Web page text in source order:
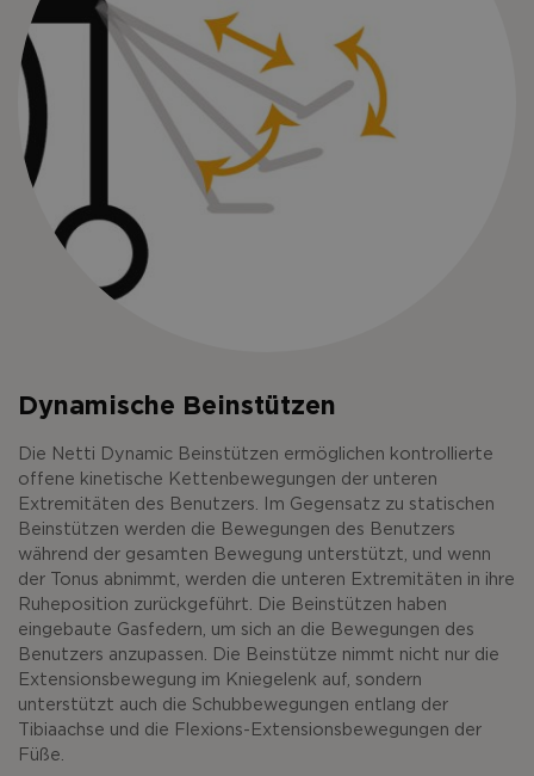
Dynamische Beinstützen
Die Netti Dynamic Beinstützen ermöglichen kontrollierte
offene kinetische Kettenbewegungen der unteren
Extremitäten des Benutzers. Im Gegensatz zu statischen
Beinstützen werden die Bewegungen des Benutzers
während der gesamten Bewegung unterstützt, und wenn
der Tonus abnimmt, werden die unteren Extremitäten in ihre
Ruheposition zurückgeführt. Die Beinstützen haben
eingebaute Gasfedern, um sich an die Bewegungen des
Benutzers anzupassen. Die Beinstütze nimmt nicht nur die
Extensionsbewegung im Kniegelenk auf, sondern
unterstützt auch die Schubbewegungen entlang der
Tibiaachse und die Flexions-Extensionsbewegungen der
Füße.